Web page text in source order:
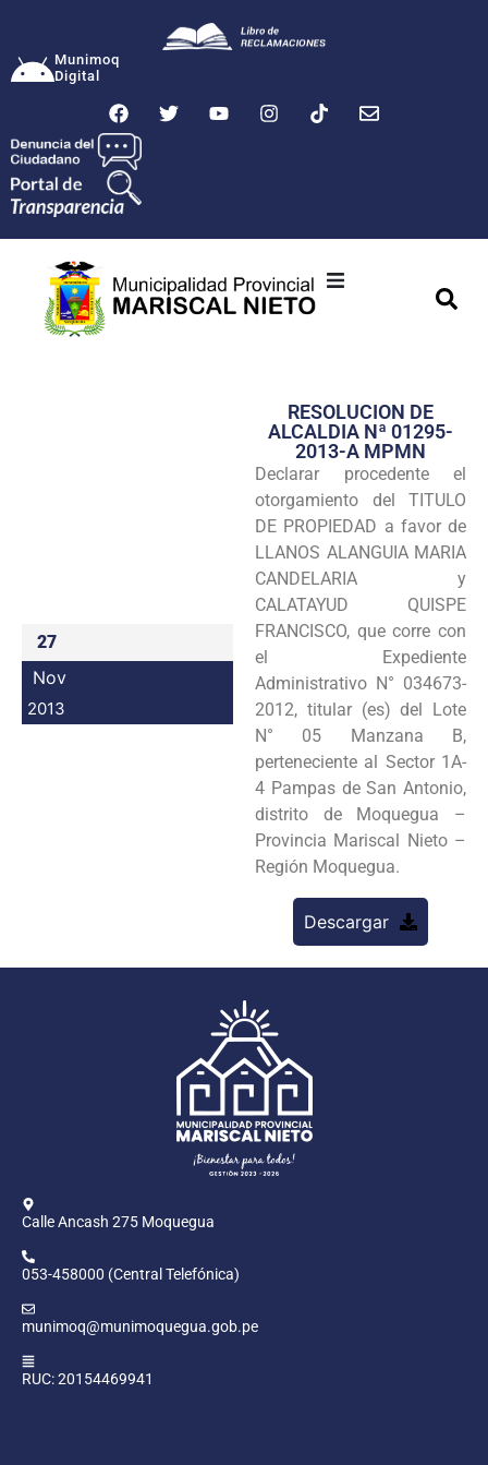
Munimoq
Digital
Transparencia
Seguridad
Programas
Intranet
27
Nov
2013
RESOLUCION DE
ALCALDIA Nª 01295-
2013-A MPMN
Declarar procedente el
otorgamiento del TITULO
DE PROPIEDAD a favor de
LLANOS ALANGUIA MARIA
CANDELARIA y
CALATAYUD QUISPE
FRANCISCO, que corre con
el Expediente
Administrativo N° 034673-
2012, titular (es) del Lote
N° 05 Manzana B,
perteneciente al Sector 1A-
4 Pampas de San Antonio,
distrito de Moquegua –
Provincia Mariscal Nieto –
Región Moquegua.
Descargar
Calle Ancash 275 Moquegua
053-458000 (Central Telefónica)
munimoq@munimoquegua.gob.pe
RUC: 20154469941